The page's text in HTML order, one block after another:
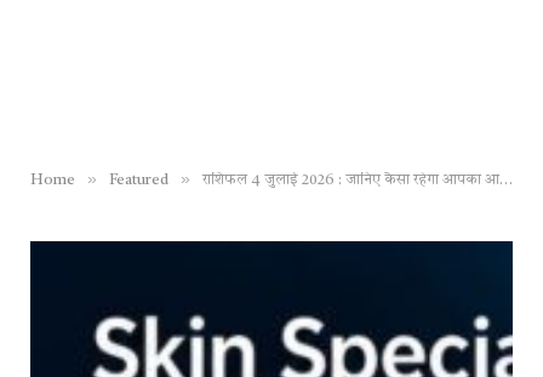
Home » Featured » राशिफल 4 जुलाई 2026 : जानिए कैसा रहेगा आपका आज का दिन